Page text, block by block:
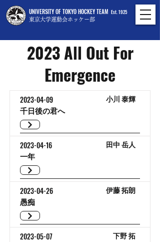
UNIVERSITY OF TOKYO HOCKEY TEAM
東京大学運動会ホッケー部
Est. 1925
2023 All Out For
Emergence
千日後の君へ
2023-04-09 小川 泰輝
一年
2023-04-16 田中 岳人
愚痴
2023-04-26 伊藤 拓朗
2023-05-07 下野 拓